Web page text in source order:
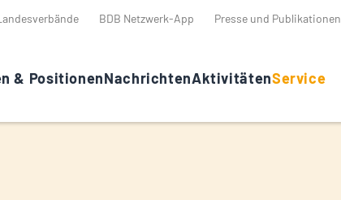
BDB Netzwerk-App Presse und Publikationen
& PositionenNachrichtenAktivitätenService